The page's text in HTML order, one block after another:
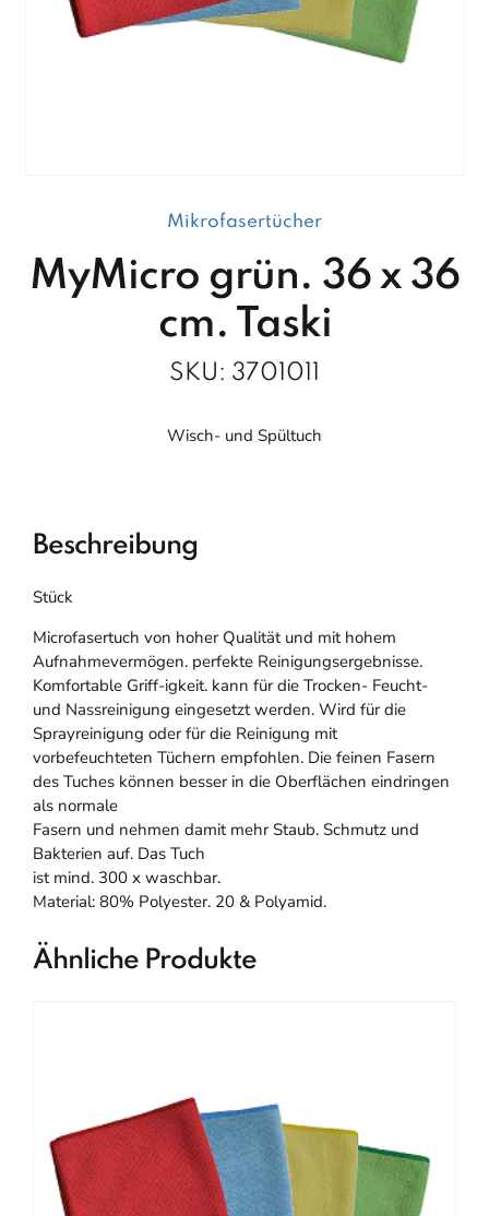
Mikrofasertücher
MyMicro grün. 36 x 36
cm. Taski
SKU: 3701011
Wisch- und Spültuch
Beschreibung
Stück
Microfasertuch von hoher Qualität und mit hohem
Aufnahmevermögen. perfekte Reinigungsergebnisse.
Komfortable Griff-igkeit. kann für die Trocken- Feucht-
und Nassreinigung eingesetzt werden. Wird für die
Sprayreinigung oder für die Reinigung mit
vorbefeuchteten Tüchern empfohlen. Die feinen Fasern
des Tuches können besser in die Oberflächen eindringen
als normale
Fasern und nehmen damit mehr Staub. Schmutz und
Bakterien auf. Das Tuch
ist mind. 300 x waschbar.
Material: 80% Polyester. 20 & Polyamid.
Ähnliche Produkte